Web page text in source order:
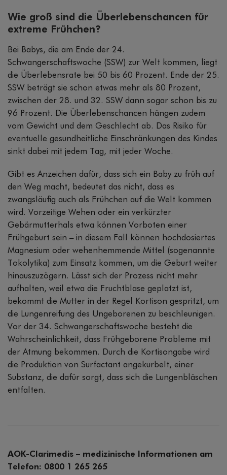
Wie groß sind die Überlebenschancen für
extreme Frühchen?
Bei Babys, die am Ende der 24.
Schwangerschaftswoche (SSW) zur Welt kommen, liegt
die Überlebensrate bei 50 bis 60 Prozent. Ende der 25.
SSW beträgt sie schon etwas mehr als 80 Prozent,
zwischen der 28. und 32. SSW dann sogar schon bis zu
96 Prozent. Die Überlebenschancen hängen zudem
vom Gewicht und dem Geschlecht ab. Das Risiko für
eventuelle gesundheitliche Einschränkungen des Kindes
sinkt dabei mit jedem Tag, mit jeder Woche.
Gibt es Anzeichen dafür, dass sich ein Baby zu früh auf
den Weg macht, bedeutet das nicht, dass es
zwangsläufig auch als Frühchen auf die Welt kommen
wird. Vorzeitige Wehen oder ein verkürzter
Gebärmutterhals etwa können Vorboten einer
Frühgeburt sein – in diesem Fall können hochdosiertes
Magnesium oder wehenhemmende Mittel (sogenannte
Tokolytika) zum Einsatz kommen, um die Geburt weiter
hinauszuzögern. Lässt sich der Prozess nicht mehr
aufhalten, weil etwa die Fruchtblase geplatzt ist,
bekommt die Mutter in der Regel Kortison gespritzt, um
die Lungenreifung des Ungeborenen zu beschleunigen.
Vor der 34. Schwangerschaftswoche besteht die
Wahrscheinlichkeit, dass Frühgeborene Probleme mit
der Atmung bekommen. Durch die Kortisongabe wird
die Produktion von Surfactant angekurbelt, einer
Substanz, die dafür sorgt, dass sich die Lungenbläschen
entfalten.
AOK-Clarimedis – medizinische Informationen am
Telefon: 0800 1 265 265